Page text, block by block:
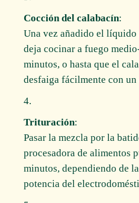
Cocción del calabacín:
Una vez añadido el líquido
deja cocinar a fuego
minutos, o hasta que el
desfaiga fácilmente con un
Trituración:
Pasar la mezcla por la
procesadora de alimentos
minutos, dependiendo de
potencia del